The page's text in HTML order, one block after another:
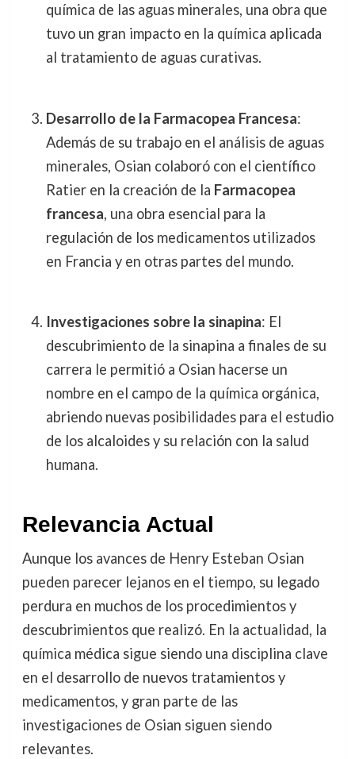
química de las aguas minerales, una obra que
tuvo un gran impacto en la química aplicada
al tratamiento de aguas curativas.
Desarrollo de la Farmacopea Francesa:
Además de su trabajo en el análisis de aguas
minerales, Osian colaboró con el científico
Ratier en la creación de la Farmacopea
francesa, una obra esencial para la
regulación de los medicamentos utilizados
en Francia y en otras partes del mundo.
Investigaciones sobre la sinapina: El
descubrimiento de la sinapina a finales de su
carrera le permitió a Osian hacerse un
nombre en el campo de la química orgánica,
abriendo nuevas posibilidades para el estudio
de los alcaloides y su relación con la salud
humana.
Relevancia Actual
Aunque los avances de Henry Esteban Osian
pueden parecer lejanos en el tiempo, su legado
perdura en muchos de los procedimientos y
descubrimientos que realizó. En la actualidad, la
química médica sigue siendo una disciplina clave
en el desarrollo de nuevos tratamientos y
medicamentos, y gran parte de las
investigaciones de Osian siguen siendo
relevantes.